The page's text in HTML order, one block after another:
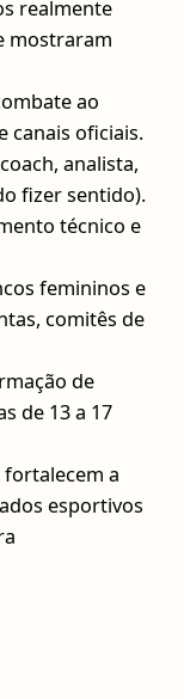
realmente
mostraram
ao
canais oficiais.
analista,
fizer sentido).
técnico e
femininos e
comitês de
de
de 13 a 17
fortalecem a
esportivos